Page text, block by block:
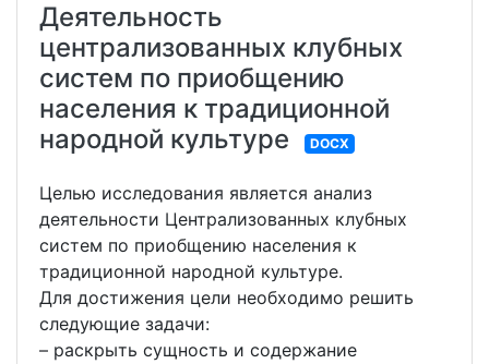
Деятельность
централизованных клубных
систем по приобщению
населения к традиционной
народной культуре
DOCX
Целью исследования является анализ
деятельности Централизованных клубных
систем по приобщению населения к
традиционной народной культуре.
Для достижения цели необходимо решить
следующие задачи:
– раскрыть сущность и содержание